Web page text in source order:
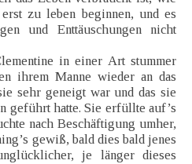
zu leben beginnen, und es
und Enttäuschungen nicht
in einer Art stummer
ihrem Manne wieder an das
sehr geneigt war und das sie
geführt hatte. Sie erfüllte auf’s
nach Beschäftigung umher,
gewiß, bald dies bald jenes
je länger dieses